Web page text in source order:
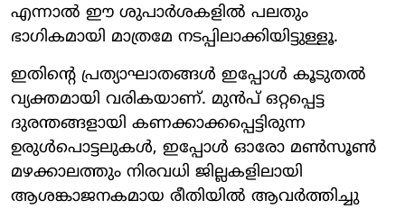
എന്നാൽ ഈ ശുപാർശകളിൽ പലതും
ഭാഗികമായി മാത്രമേ നടപ്പിലാക്കിയിട്ടുള്ളൂ.
ഇതിന്റെ പ്രത്യാഘാതങ്ങൾ ഇപ്പോൾ കൂടുതൽ
വ്യക്തമായി വരികയാണ്. മുൻപ് ഒറ്റപ്പെട്ട
ദുരന്തങ്ങളായി കണക്കാക്കപ്പെട്ടിരുന്ന
ഉരുൾപൊട്ടലുകൾ, ഇപ്പോൾ ഓരോ മൺസൂൺ
മഴക്കാലത്തും നിരവധി ജില്ലകളിലായി
ആശങ്കാജനകമായ രീതിയിൽ ആവർത്തിച്ചു